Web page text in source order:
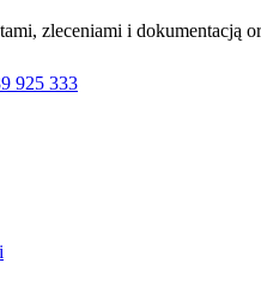
zleceniami i dokumentacją
925 333